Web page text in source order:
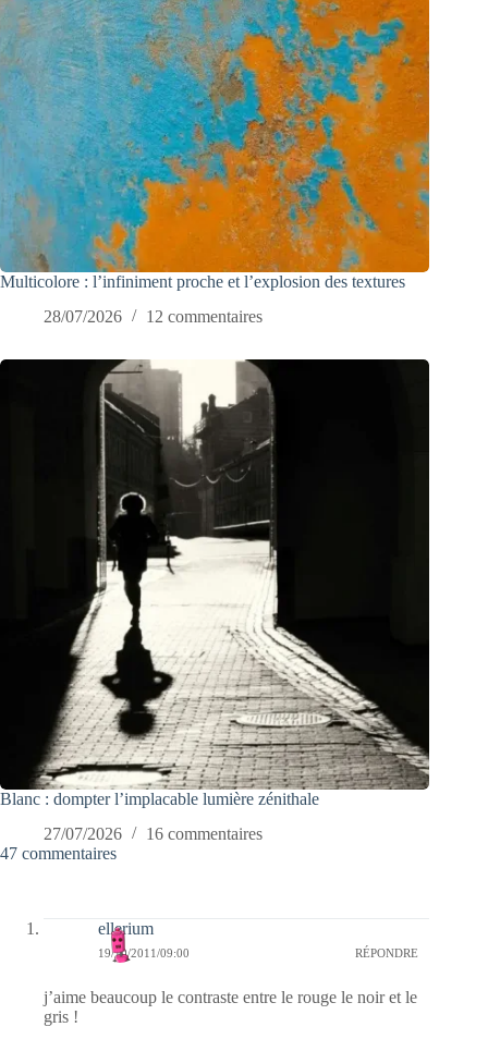
Multicolore : l’infiniment proche et l’explosion des textures
28/07/2026
12 commentaires
Blanc : dompter l’implacable lumière zénithale
27/07/2026
16 commentaires
47 commentaires
ellerium
19/10/2011/09:00 RÉPONDRE
j’aime beaucoup le contraste entre le rouge le noir et le
gris !